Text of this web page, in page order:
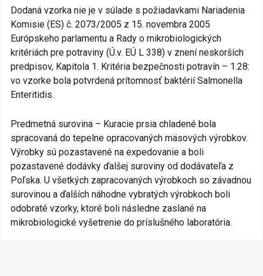
Dodaná vzorka nie je v súlade s požiadavkami Nariadenia
Komisie (ES) č. 2073/2005 z 15. novembra 2005
Európskeho parlamentu a Rady o mikrobiologických
kritériách pre potraviny (Ú.v. EÚ L 338) v znení neskorších
predpisov, Kapitola 1. Kritéria bezpečnosti potravín – 1.28:
vo vzorke bola potvrdená prítomnosť baktérií Salmonella
Enteritidis.
Predmetná surovina – Kuracie prsia chladené bola
spracovaná do tepelne opracovaných mäsových výrobkov.
Výrobky sú pozastavené na expedovanie a boli
pozastavené dodávky ďalšej suroviny od dodávateľa z
Poľska. U všetkých zapracovaných výrobkoch so závadnou
surovinou a ďalších náhodne vybratých výrobkoch boli
odobraté vzorky, ktoré boli následne zaslané na
mikrobiologické vyšetrenie do príslušného laboratória.